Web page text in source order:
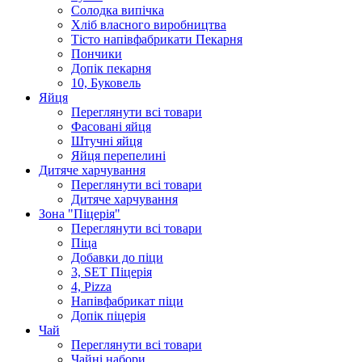
Солодка випiчка
Хлiб власного виробництва
Тiсто напiвфабрикати Пекарня
Пончики
Допік пекарня
10, Буковель
Яйця
Переглянути всі товари
Фасовані яйця
Штучні яйця
Яйця перепелині
Дитяче харчування
Переглянути всі товари
Дитяче харчування
Зона "Піцерія"
Переглянути всі товари
Піца
Добавки до піци
3, SET Піцерія
4, Pizza
Напівфабрикат піци
Допік піцерія
Чай
Переглянути всі товари
Чайні набори